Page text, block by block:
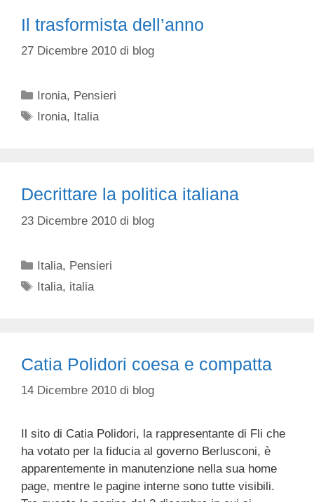
Il trasformista dell’anno
27 Dicembre 2010 di blog
Categorie
Ironia, Pensieri
Tag
Ironia, Italia
Decrittare la politica italiana
23 Dicembre 2010 di blog
Categorie
Italia, Pensieri
Tag
Italia, italia
Catia Polidori coesa e compatta
14 Dicembre 2010 di blog
Il sito di Catia Polidori, la rappresentante di Fli che
ha votato per la fiducia al governo Berlusconi, è
apparentemente in manutenzione nella sua home
page, mentre le pagine interne sono tutte visibili.